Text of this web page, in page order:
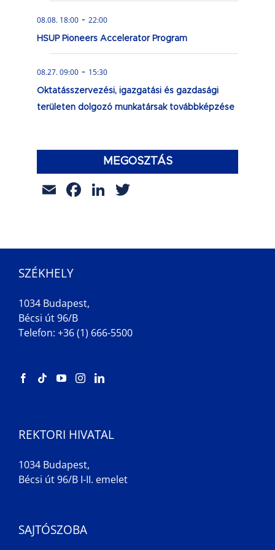
08.08. 18:00 - 22:00
HSUP Pioneers Accelerator Program
08.27. 09:00 - 15:30
Oktatásszervezési, igazgatási és gazdasági
területen dolgozó munkatársak továbbképzése
MEGOSZTÁS
EmailFacebook
LinkedIn
SZÉKHELY
1034 Budapest,
Bécsi út 96/B
Telefon: +36 (1) 666-5500
REKTORI HIVATAL
1034 Budapest,
Bécsi út 96/B I-II. emelet
SAJTÓSZOBA